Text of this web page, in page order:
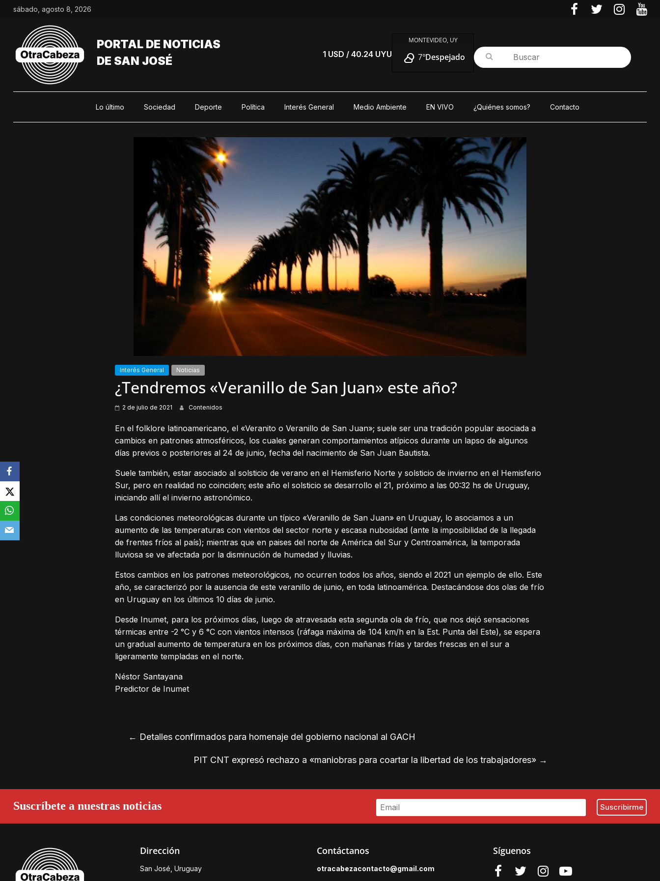
Saltar
contenido
sábado, agosto 8, 2026
PORTAL DE NOTICIAS
DE SAN JOSÉ
1 USD / 40.24 UYU
MONTEVIDEO, UY
7°Despejado
Lo último Sociedad Deporte Política Interés General Medio Ambiente EN VIVO ¿Quiénes somos? Contacto
Interés General Noticias
¿Tendremos «Veranillo de San Juan» este año?
2 de julio de 2021 Contenidos
En el folklore latinoamericano, el «Veranito o Veranillo de San Juan»; suele ser una tradición popular asociada a
cambios en patrones atmosféricos, los cuales generan comportamientos atípicos durante un lapso de algunos
días previos o posteriores al 24 de junio, fecha del nacimiento de San Juan Bautista.
Suele también, estar asociado al solsticio de verano en el Hemisferio Norte y solsticio de invierno en el Hemisferio
Sur, pero en realidad no coinciden; este año el solsticio se desarrollo el 21, próximo a las 00:32 hs de Uruguay,
iniciando allí el invierno astronómico.
Las condiciones meteorológicas durante un típico «Veranillo de San Juan» en Uruguay, lo asociamos a un
aumento de las temperaturas con vientos del sector norte y escasa nubosidad (ante la imposibilidad de la llegada
de frentes fríos al país); mientras que en paises del norte de América del Sur y Centroamérica, la temporada
lluviosa se ve afectada por la disminución de humedad y lluvias.
Estos cambios en los patrones meteorológicos, no ocurren todos los años, siendo el 2021 un ejemplo de ello. Este
año, se caracterizó por la ausencia de este veranillo de junio, en toda latinoamérica. Destacándose dos olas de frío
en Uruguay en los últimos 10 días de junio.
Desde Inumet, para los próximos días, luego de atravesada esta segunda ola de frío, que nos dejó sensaciones
térmicas entre -2 °C y 6 °C con vientos intensos (ráfaga máxima de 104 km/h en la Est. Punta del Este), se espera
un gradual aumento de temperatura en los próximos días, con mañanas frías y tardes frescas en el sur a
ligeramente templadas en el norte.
Néstor Santayana
Predictor de Inumet
← Detalles confirmados para homenaje del gobierno nacional al GACH
PIT CNT expresó rechazo a «maniobras para coartar la libertad de los trabajadores» →
Suscríbete a nuestras noticias
Dirección
San José, Uruguay
Contáctanos
otracabezacontacto@gmail.com
Síguenos